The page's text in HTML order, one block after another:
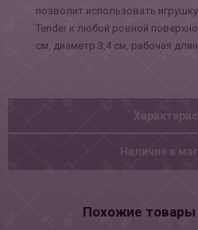
позволит использовать
Tender к любой ровной
см, диаметр 3,4 см, рабочая
Наличие в
Похожие товары